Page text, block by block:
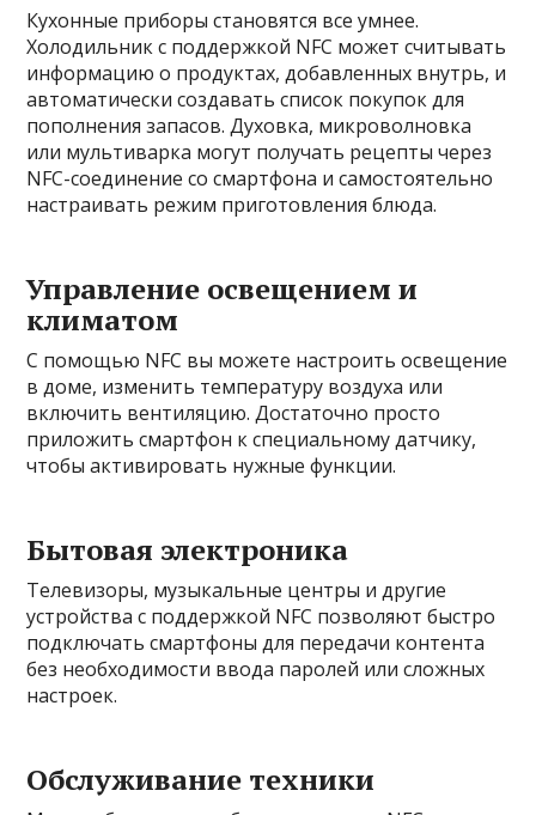
Кухонные приборы становятся все умнее.
Холодильник с поддержкой NFC может считывать
информацию о продуктах, добавленных внутрь, и
автоматически создавать список покупок для
пополнения запасов. Духовка, микроволновка
или мультиварка могут получать рецепты через
NFC-соединение со смартфона и самостоятельно
настраивать режим приготовления блюда.
Управление освещением и
климатом
С помощью NFC вы можете настроить освещение
в доме, изменить температуру воздуха или
включить вентиляцию. Достаточно просто
приложить смартфон к специальному датчику,
чтобы активировать нужные функции.
Бытовая электроника
Телевизоры, музыкальные центры и другие
устройства с поддержкой NFC позволяют быстро
подключать смартфоны для передачи контента
без необходимости ввода паролей или сложных
настроек.
Обслуживание техники